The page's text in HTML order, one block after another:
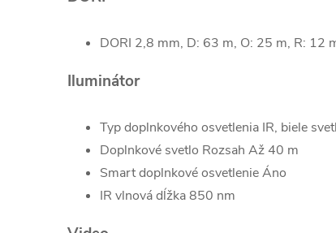
DORI 2,8 mm, D: 63 m, O: 25 m, R: 12
Iluminátor
Typ doplnkového osvetlenia IR, biele
Doplnkové svetlo Rozsah Až 40 m
Smart doplnkové osvetlenieÁno
IR vlnová dĺžka850 nm